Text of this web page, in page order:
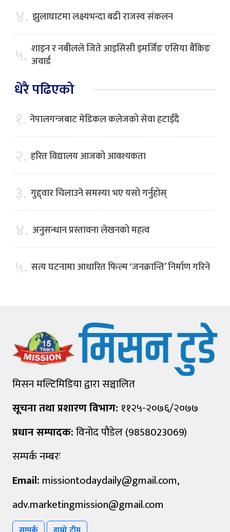
४. झुलाघाटमा लक्ष्यभन्दा बढी राजस्व संकलन
५. शाइन र नबीलले जिते आइसिसी इमर्जिङ एसिया बैंकिङ
अवार्ड
धेरै पढिएको
१. नेपालगन्जबाट मेडिकल कलेजको सेवा हटाइँदै
२. हरित विद्यालय आजको आवश्यकता
३. गुद्द्वार चिलाउने समस्या भए यसो गर्नुहोस्
४. अनुसन्धान प्रस्तावना लेखनको महत्व
५. सत्य घटनामा आधारित फिल्म ‘जनक्रान्ति’ निर्माण गरिने
मिसन मल्टिमिडिया द्वारा सञ्चालित
सूचना तथा प्रशारण विभाग: ११२५-२०७६/२०७७
प्रधान सम्पादक:विनोद पौडेल (9858023069)
सम्पर्क नम्बरः
Email: missiontodaydaily@gmail.com,
adv.marketingmission@gmail.com